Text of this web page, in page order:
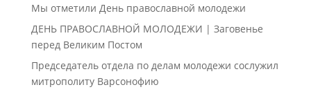
Мы отметили День православной молодежи
ДЕНЬ ПРАВОСЛАВНОЙ МОЛОДЕЖИ | Заговенье
перед Великим Постом
Председатель отдела по делам молодежи сослужил
митрополиту Варсонофию